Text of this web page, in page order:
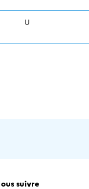
U
suivre